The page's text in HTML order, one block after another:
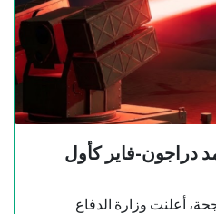
دراجون-فاير كأول
أعلنت وزارة الدفاع